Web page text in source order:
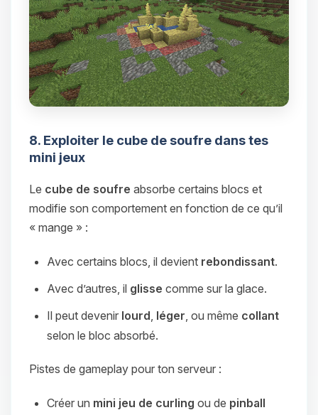
8. Exploiter le cube de soufre dans tes
mini jeux
Le cube de soufre absorbe certains blocs et
modifie son comportement en fonction de ce qu’il
« mange » :
Avec certains blocs, il devient rebondissant.
Avec d’autres, il glisse comme sur la glace.
Il peut devenir lourd léger , ou même collant
selon le bloc absorbé.
Pistes de gameplay pour ton serveur :
Créer un mini jeu de curling ou de pinball